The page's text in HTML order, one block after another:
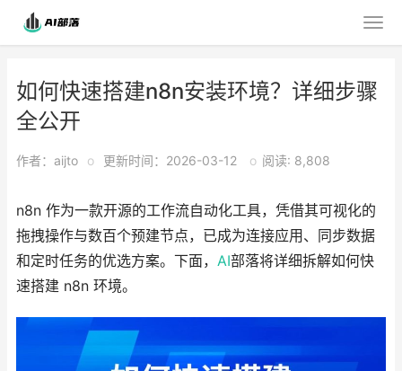
如何快速搭建n8n安装环境？详细步骤
全公开
作者：aijto o 更新时间：2026-03-12 o 阅读: 8,808
n8n 作为一款开源的工作流自动化工具，凭借其可视化的
拖拽操作与数百个预建节点，已成为连接应用、同步数据
和定时任务的优选方案。下面， AI部落将详细拆解如何快
速搭建 n8n 环境。